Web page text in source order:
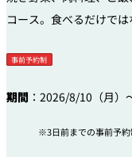
コース。食べるだけで
事前予約制
期間 ：2026/8/10（月）
3日前までの事前予